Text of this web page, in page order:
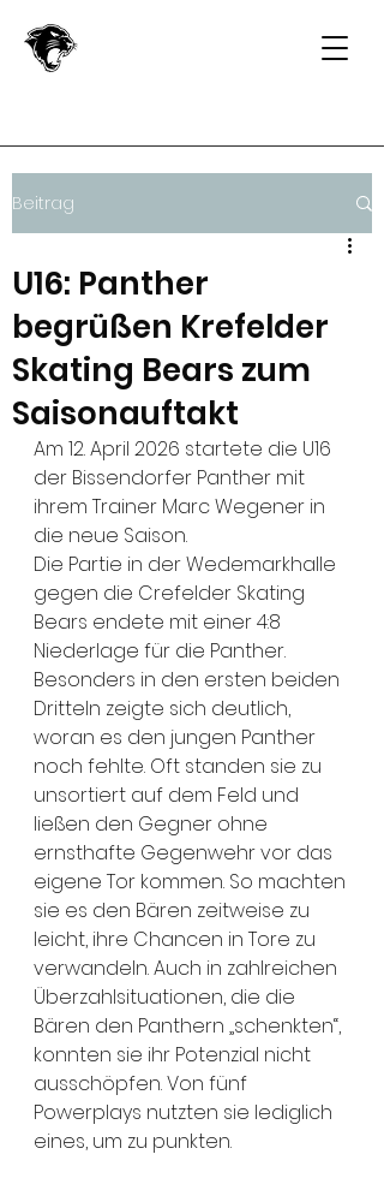
Beitrag
U16: Panther
begrüßen Krefelder
Skating Bears zum
Saisonauftakt
Am 12. April 2026 startete die U16
der Bissendorfer Panther mit
ihrem Trainer Marc Wegener in
die neue Saison.
Die Partie in der Wedemarkhalle
gegen die Crefelder Skating
Bears endete mit einer 4:8
Niederlage für die Panther.
Besonders in den ersten beiden
Dritteln zeigte sich deutlich,
woran es den jungen Panther
noch fehlte. Oft standen sie zu
unsortiert auf dem Feld und
ließen den Gegner ohne
ernsthafte Gegenwehr vor das
eigene Tor kommen. So machten
sie es den Bären zeitweise zu
leicht, ihre Chancen in Tore zu
verwandeln. Auch in zahlreichen
Überzahlsituationen, die die
Bären den Panthern „schenkten“,
konnten sie ihr Potenzial nicht
ausschöpfen. Von fünf
Powerplays nutzten sie lediglich
eines, um zu punkten.